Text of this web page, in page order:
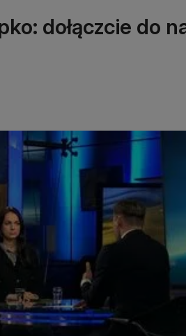
dołączcie do